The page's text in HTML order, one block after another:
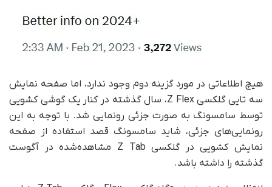
هیچ اطلاعاتی در مورد گزینه دوم وجود ندارد، اما صفحه نمایش
سه تایی گلکسی Z Flex، سال گذشته در کنار یک گوشی کشویی
توسط سامسونگ به صورت جزئی رونمایی شد. با توجه به این
رونمایی‌های جزئی، شاید سامسونگ قصد استفاده از صفحه
نمایش کشویی در گلکسی Z Tab مشاهده‌شده در آگوست
گذشته را داشته باشد.